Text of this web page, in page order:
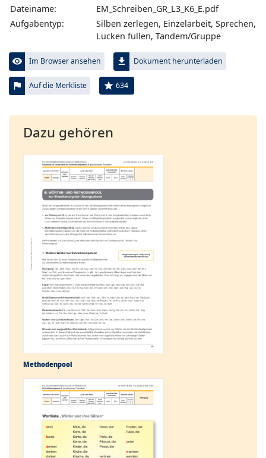
Dateiname:
EM_Schreiben_GR_L3_K6_E.pdf
Aufgabentyp:
Silben zerlegen, Einzelarbeit, Sprechen,
Lücken füllen, Tandem/Gruppe
visibility Im Browser ansehen file_download Dokument herunterladen
flag Auf die Merkliste star 634
Dazu gehören
Methodenpool